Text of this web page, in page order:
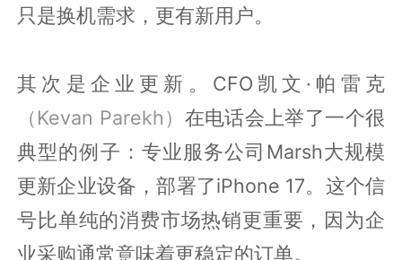
只是换机需求，更有新用户。
其次是企业更新。CFO凯文·帕雷克
（Kevan Parekh） 在电话会上举了一个很
典型的例子：专业服务公司Marsh大规模
更新企业设备，部署了iPhone 17。这个信
号比单纯的消费市场热销更重要，因为企
业采购通常意味着更稳定的订单。